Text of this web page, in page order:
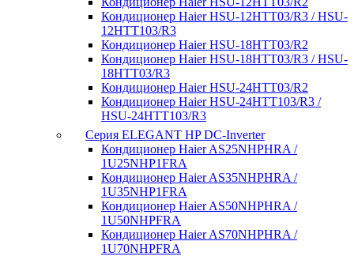
Кондиционер Haier HSU-12HTT03/R3 / HSU-
12HTT103/R3
Кондиционер Haier HSU-18HTT03/R2
Кондиционер Haier HSU-18HTT03/R3 / HSU-
18HTT03/R3
Кондиционер Haier HSU-24HTT03/R2
Кондиционер Haier HSU-24HTT103/R3 /
HSU-24HTT103/R3
Серия ELEGANT HP DC-Inverter
Кондиционер Haier AS25NHPHRA /
1U25NHP1FRA
Кондиционер Haier AS35NHPHRA /
1U35NHP1FRA
Кондиционер Haier AS50NHPHRA /
1U50NHPFRA
Кондиционер Haier AS70NHPHRA /
1U70NHPFRA